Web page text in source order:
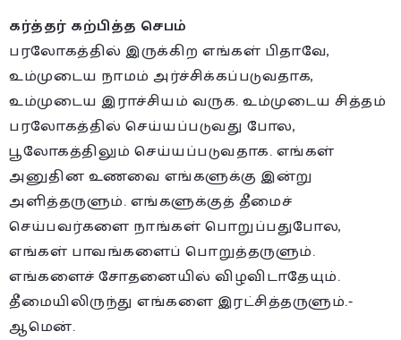
கர்த்தர் கற்பித்த செபம்
பரலோகத்தில் இருக்கிற எங்கள் பிதாவே,
உம்முடைய நாமம் அர்ச்சிக்கப்படுவதாக,
உம்முடைய இராச்சியம் வருக. உம்முடைய சித்தம்
பரலோகத்தில் செய்யப்படுவது போல,
பூலோகத்திலும் செய்யப்படுவதாக. எங்கள்
அனுதின உணவை எங்களுக்கு இன்று
அளித்தருளும். எங்களுக்குத் தீமைச்
செய்பவர்களை நாங்கள் பொறுப்பதுபோல,
எங்கள் பாவங்களைப் பொறுத்தருளும்.
எங்களைச் சோதனையில் விழவிடாதேயும்.
தீமையிலிருந்து எங்களை இரட்சித்தருளும்.-
ஆமென்.